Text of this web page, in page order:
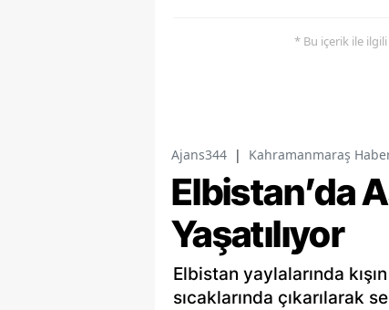
* Bu içerik ile
Ajans344 | Kahramanmaraş
Elbistan’da
Yaşatılıyor
Elbistan yaylalarında
sıcaklarında çıkarılarak